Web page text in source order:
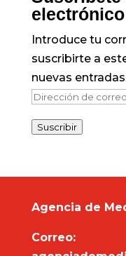
electrónico
Introduce tu
suscribirte a
nuevas
Dirección
correo
Suscribir
Agencia de
Correo: